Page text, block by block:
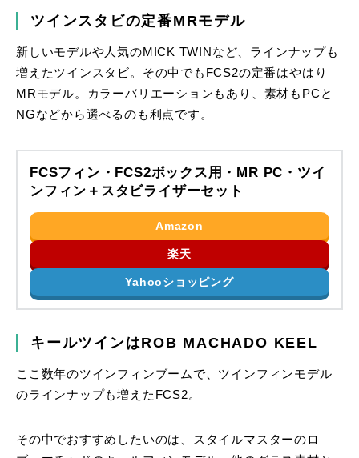
ツインスタビの定番MRモデル
新しいモデルや人気のMICK TWINなど、ラインナップも
増えたツインスタビ。その中でもFCS2の定番はやはり
MRモデル。カラーバリエーションもあり、素材もPCと
NGなどから選べるのも利点です。
FCSフィン・FCS2ボックス用・MR PC・ツイ
ンフィン＋スタビライザーセット
Amazon
楽天
Yahooショッピング
キールツインはROB MACHADO KEEL
ここ数年のツインフィンブームで、ツインフィンモデル
のラインナップも増えたFCS2。
その中でおすすめしたいのは、スタイルマスターのロ